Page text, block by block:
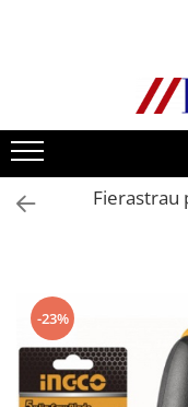
Bullbare, Suporti
Accesorii inox
DAF
CF Euro 6
Daf XF 95
DAF XF Euro 6
Daf XG
Ford
Fierastrau
-23%